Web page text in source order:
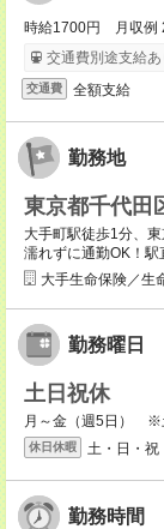
時給1700円 月収例
交通費別途支給あ
交通費 全額支給
勤務地
東京都千代田
大手町駅徒歩1分、
濡れずに通勤OK！駅
大手生命保険／生
勤務曜日
土日祝休
月～金（週5日） ※
休日休暇 土・日・祝
勤務時間